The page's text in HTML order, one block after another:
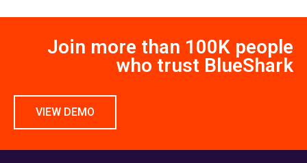
Join more than 100K people
who trust BlueShark
VIEW DEMO